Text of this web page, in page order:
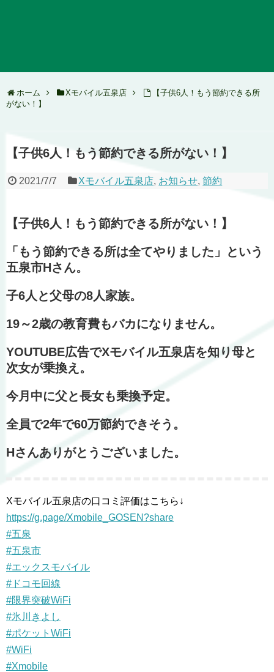
ホーム Xモバイル五泉店
【子供6人！もう節約できる所
がない！】
【子供6人！もう節約できる所がない！】
2021/7/7 Xモバイル五泉店, お知らせ,節約
【子供6人！もう節約できる所がない！】
「もう節約できる所は全てやりました」という
五泉市Hさん。
子6人と父母の8人家族。
19～2歳の教育費もバカになりません。
YOUTUBE広告でXモバイル五泉店を知り母と
次女が乗換え。
今月中に父と長女も乗換予定。
全員で2年で60万節約できそう。
Hさんありがとうございました。
Xモバイル五泉店の口コミ評価はこちら↓
https://g.page/Xmobile_GOSEN?share
#五泉
#五泉市
#エックスモバイル
#ドコモ回線
#限界突破WiFi
#氷川きよし
#ポケットWiFi
#WiFi
#Xmobile